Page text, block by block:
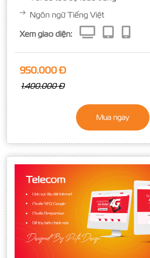
Ngôn ngữ Tiếng Việt
Xem giao diện:
950.000 Đ
1.400.000 Đ
Mua ngay